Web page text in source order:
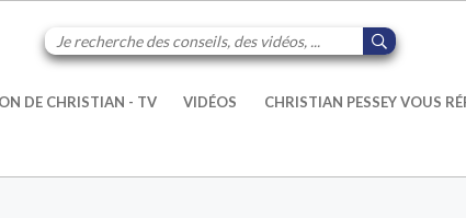
DE CHRISTIAN - TV VIDÉOS CHRISTIAN PESSEY VOUS